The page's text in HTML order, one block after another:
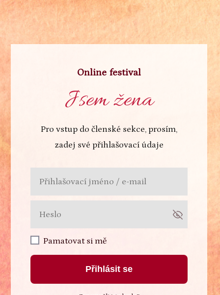
Online festival
Jsem žena
Pro vstup do členské sekce, prosím,
zadej své přihlašovací údaje
Pamatovat si mě
Přihlásit se